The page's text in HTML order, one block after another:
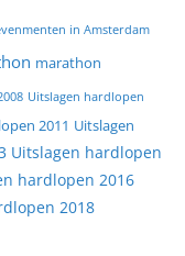
in Amsterdam
marathon
Uitslagen hardlopen
2011 Uitslagen
Uitslagen hardlopen
hardlopen 2016
2018